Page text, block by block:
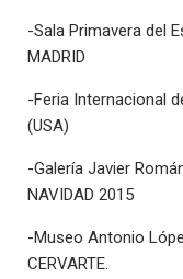
-Sala Primavera del
MADRID
-Feria Internacional
(USA)
-Galería Javier
NAVIDAD 2015
-Museo Antonio
CERVARTE.